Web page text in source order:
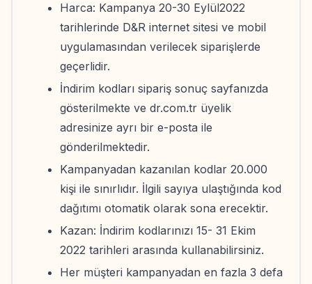
Harca: Kampanya 20-30 Eylül2022
tarihlerinde D&R internet sitesi ve mobil
uygulamasından verilecek siparişlerde
geçerlidir.
İndirim kodları sipariş sonuç sayfanızda
gösterilmekte ve dr.com.tr üyelik
adresinize ayrı bir e-posta ile
gönderilmektedir.
Kampanyadan kazanılan kodlar 20.000
kişi ile sınırlıdır. İlgili sayıya ulaştığında kod
dağıtımı otomatik olarak sona erecektir.
Kazan: İndirim kodlarınızı 15- 31 Ekim
2022 tarihleri arasında kullanabilirsiniz.
Her müşteri kampanyadan en fazla 3 defa